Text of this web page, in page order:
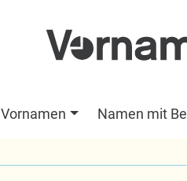
Vornamen Namen mit